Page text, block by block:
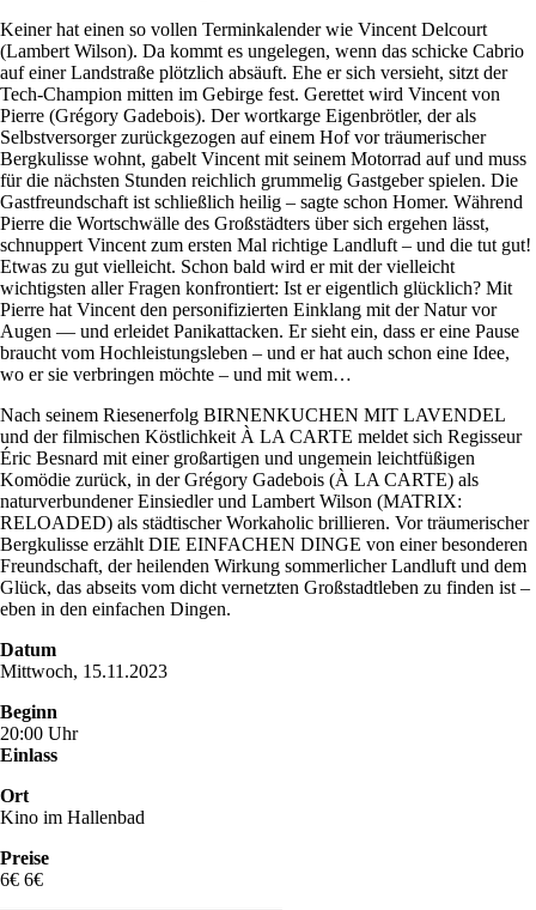
Keiner hat einen so vollen Terminkalender wie Vincent Delcourt
(Lambert Wilson). Da kommt es ungelegen, wenn das schicke Cabrio
auf einer Landstraße plötzlich absäuft. Ehe er sich versieht, sitzt der
Tech-Champion mitten im Gebirge fest. Gerettet wird Vincent von
Pierre (Grégory Gadebois). Der wortkarge Eigenbrötler, der als
Selbstversorger zurückgezogen auf einem Hof vor träumerischer
Bergkulisse wohnt, gabelt Vincent mit seinem Motorrad auf und muss
für die nächsten Stunden reichlich grummelig Gastgeber spielen. Die
Gastfreundschaft ist schließlich heilig – sagte schon Homer. Während
Pierre die Wortschwälle des Großstädters über sich ergehen lässt,
schnuppert Vincent zum ersten Mal richtige Landluft – und die tut gut!
Etwas zu gut vielleicht. Schon bald wird er mit der vielleicht
wichtigsten aller Fragen konfrontiert: Ist er eigentlich glücklich? Mit
Pierre hat Vincent den personifizierten Einklang mit der Natur vor
Augen — und erleidet Panikattacken. Er sieht ein, dass er eine Pause
braucht vom Hochleistungsleben – und er hat auch schon eine Idee,
wo er sie verbringen möchte – und mit wem…
Nach seinem Riesenerfolg BIRNENKUCHEN MIT LAVENDEL
und der filmischen Köstlichkeit À LA CARTE meldet sich Regisseur
Éric Besnard mit einer großartigen und ungemein leichtfüßigen
Komödie zurück, in der Grégory Gadebois (À LA CARTE) als
naturverbundener Einsiedler und Lambert Wilson (MATRIX:
RELOADED) als städtischer Workaholic brillieren. Vor träumerischer
Bergkulisse erzählt DIE EINFACHEN DINGE von einer besonderen
Freundschaft, der heilenden Wirkung sommerlicher Landluft und dem
Glück, das abseits vom dicht vernetzten Großstadtleben zu finden ist –
eben in den einfachen Dingen.
Datum
Mittwoch, 15.11.2023
Beginn
20:00 Uhr
Einlass
Ort
Kino im Hallenbad
Preise
6€ 6€